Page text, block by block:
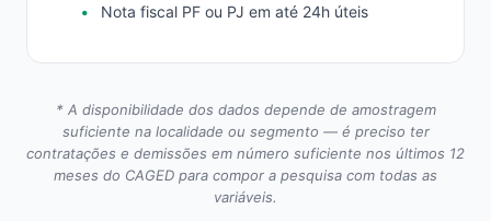
Nota fiscal PF ou PJ em até 24h úteis
* A disponibilidade dos dados depende de amostragem
suficiente na localidade ou segmento — é preciso ter
contratações e demissões em número suficiente nos últimos 12
meses do CAGED para compor a pesquisa com todas as
variáveis.